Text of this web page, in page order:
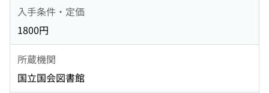
入手条件・定価
1800円
所蔵機関
国立国会図書館